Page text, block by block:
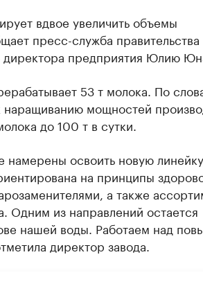
вдвое увеличить объемы
пресс-служба
директора предприятия Юлию
53 т молока. По
наращиванию мощностей
до 100 т в сутки.
намерены освоить новую линейку
на принципы
а также
Одним из направлений остается
нашей воды. Работаем над
директор завода.